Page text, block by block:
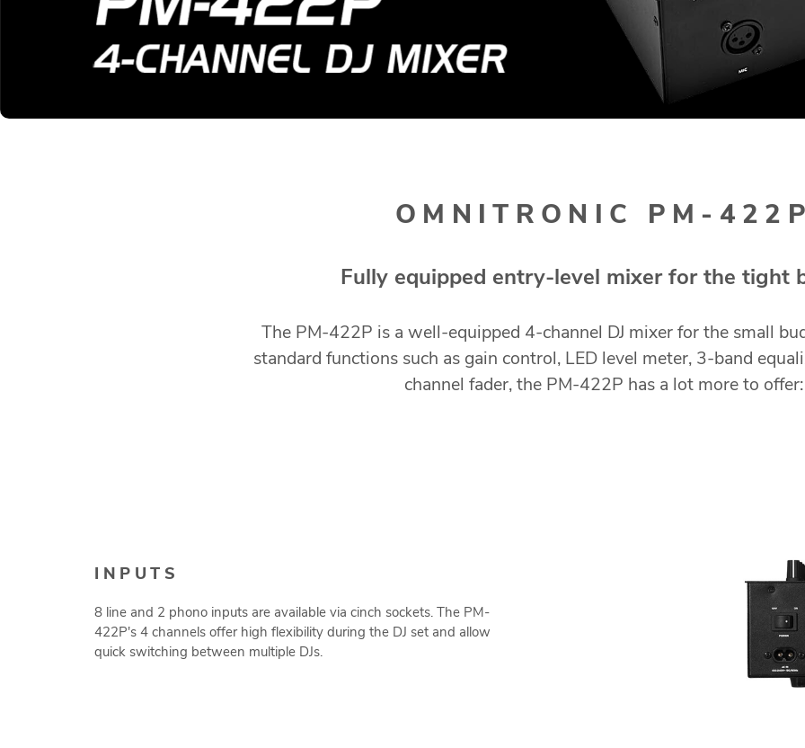
OMNITRONIC PM-422P
Fully equipped entry-level mixer for the tight
The PM-422P is a well-equipped 4-channel DJ mixer for the small
standard functions such as gain control, LED level meter, 3-band
channel fader, the PM-422P has a lot more to offer:
INPUTS
8 line and 2 phono inputs are available via cinch sockets. The PM-
422P's 4 channels offer high flexibility during the DJ set and allow
quick switching between multiple DJs.